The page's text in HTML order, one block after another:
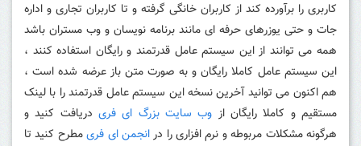
کاربری را برآورده کند از کاربران خانگی گرفته و تا کاربران تجاری و اداره
جات و حتی یوزرهای حرفه ای مانند برنامه نویسان و وب مستران باشد
همه می توانند از این سیستم عامل قدرتمند و رایگان استفاده کنند ،
این سیستم عامل کاملا رایگان و به صورت متن باز عرضه شده است ،
هم اکنون می توانید آخرین نسخه این سیستم عامل قدرتمند را با لینک
مستقیم و کاملا رایگان از وب سایت بزرگ ای فری دریافت کنید و
هرگونه مشکلات مربوطه و نرم افزاری را درانجمن ای فریمطرح کنید تا